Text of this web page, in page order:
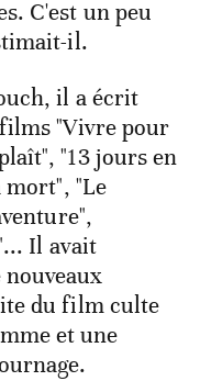
C'est un peu
il.
il a écrit
"Vivre pour
"13 jours en
mort", "Le
Il avait
du film culte
et une